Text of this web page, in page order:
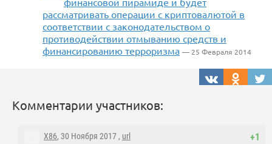
рассматривать операции с криптовалютой в
соответствии с законодательством о
противодействии отмыванию средств и
финансированию терроризма — 25 Февраля 2014
Комментарии участников:
+1
X86, 30 Ноября 2017 , url